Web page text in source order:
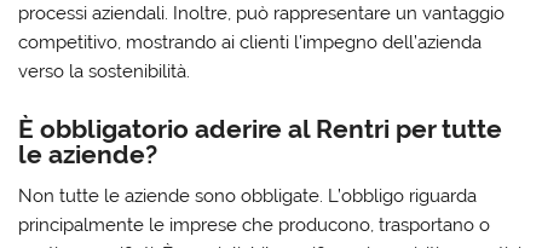
processi aziendali. Inoltre, può rappresentare un vantaggio
competitivo, mostrando ai clienti l’impegno dell’azienda
verso la sostenibilità.
È obbligatorio aderire al Rentri per tutte
le aziende?
Non tutte le aziende sono obbligate. L’obbligo riguarda
principalmente le imprese che producono, trasportano o